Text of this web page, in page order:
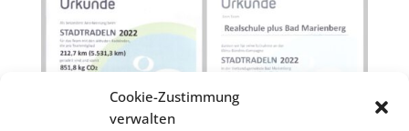
Cookie-Zustimmung
verwalten